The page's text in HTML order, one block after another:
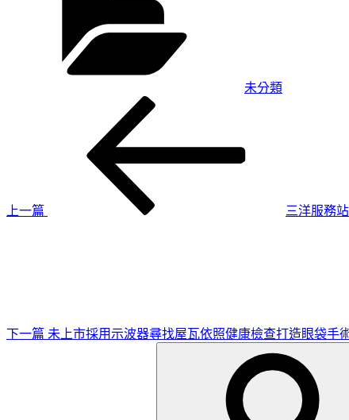
未分類
上一篇
三洋服務
下一篇 未上市採用示波器尋找屋瓦依照健康檢查打造眼袋手